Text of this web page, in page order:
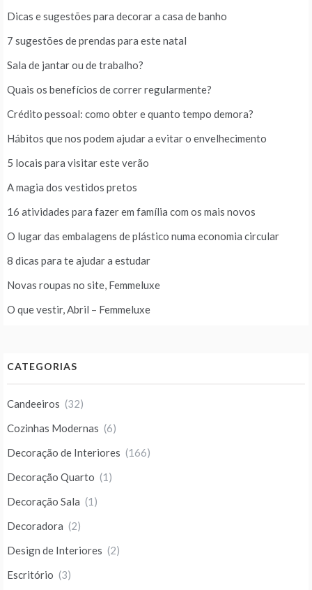
Dicas e sugestões para decorar a casa de banho
7 sugestões de prendas para este natal
Sala de jantar ou de trabalho?
Quais os benefícios de correr regularmente?
Crédito pessoal: como obter e quanto tempo demora?
Hábitos que nos podem ajudar a evitar o envelhecimento
5 locais para visitar este verão
A magia dos vestidos pretos
16 atividades para fazer em família com os mais novos
O lugar das embalagens de plástico numa economia circular
8 dicas para te ajudar a estudar
Novas roupas no site, Femmeluxe
O que vestir, Abril – Femmeluxe
CATEGORIAS
Candeeiros (32)
Cozinhas Modernas (6)
Decoração de Interiores (166)
Decoração Quarto (1)
Decoração Sala (1)
Decoradora (2)
Design de Interiores (2)
Escritório (3)